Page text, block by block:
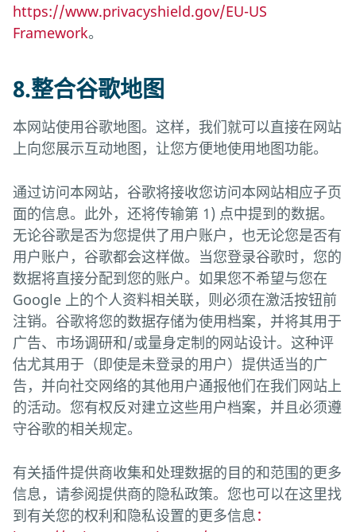
https://www.privacyshield.gov/EU-US
Framework。
8.整合谷歌地图
本网站使用谷歌地图。这样，我们就可以直接在网站
上向您展示互动地图，让您方便地使用地图功能。
通过访问本网站，谷歌将接收您访问本网站相应子页
面的信息。此外，还将传输第 1) 点中提到的数据。
无论谷歌是否为您提供了用户账户，也无论您是否有
用户账户，谷歌都会这样做。当您登录谷歌时，您的
数据将直接分配到您的账户。如果您不希望与您在
Google 上的个人资料相关联，则必须在激活按钮前
注销。谷歌将您的数据存储为使用档案，并将其用于
广告、市场调研和/或量身定制的网站设计。这种评
估尤其用于（即使是未登录的用户）提供适当的广
告，并向社交网络的其他用户通报他们在我们网站上
的活动。您有权反对建立这些用户档案，并且必须遵
守谷歌的相关规定。
有关插件提供商收集和处理数据的目的和范围的更多
信息，请参阅提供商的隐私政策。您也可以在这里找
到有关您的权利和隐私设置的更多信息：